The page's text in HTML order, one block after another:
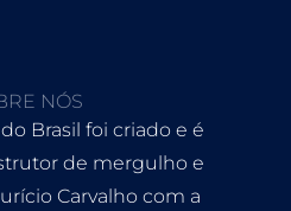
NÓS
Brasil foi criado e é
de mergulho e
Carvalho com a